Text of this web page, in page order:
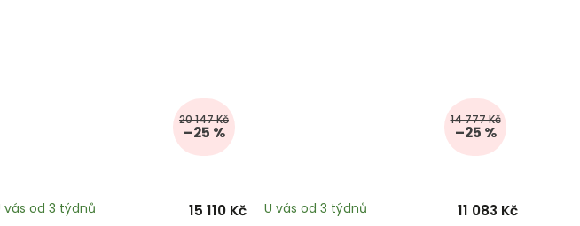
20 147 Kč
–25 %
vás od 3 týdnů 15 110 Kč
14 777 Kč
–25 %
U vás od 3 týdnů 11 083 Kč